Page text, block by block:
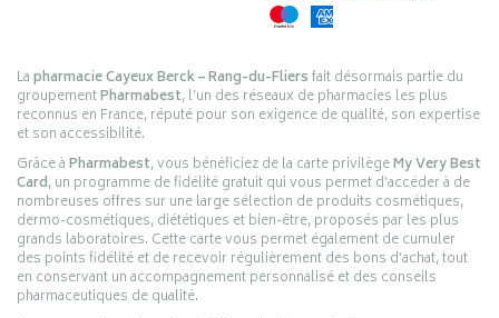
Lapharmacie Cayeux Berck – Rang-du-Fliersfait désormais partie du
groupementPharmabest, l’un des réseaux de pharmacies les plus
reconnus en France, réputé pour son exigence de qualité, son expertise
et son accessibilité.
Grâce àPharmabest, vous bénéficiez de la carte privilègeMy Very Best
Card, un programme de fidélité gratuit qui vous permet d’accéder à de
nombreuses offres sur une large sélection de produits cosmétiques,
dermo-cosmétiques, diététiques et bien-être, proposés par les plus
grands laboratoires. Cette carte vous permet également de cumuler
des points fidélité et de recevoir régulièrement des bons d’achat, tout
en conservant un accompagnement personnalisé et des conseils
pharmaceutiques de qualité.